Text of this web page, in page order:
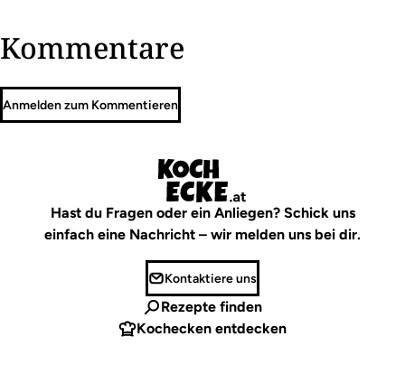
Kommentare
Anmelden zum Kommentieren
Hast du Fragen oder ein Anliegen? Schick uns
einfach eine Nachricht – wir melden uns bei dir.
Kontaktiere uns
Rezepte finden
Kochecken entdecken